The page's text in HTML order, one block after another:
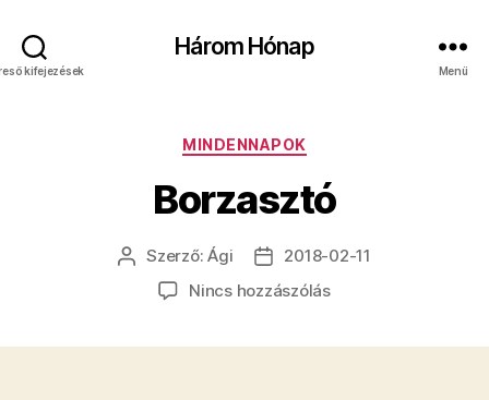
kifejezések
Három Hónap
Menü
Kategóriák
MINDENNAPOK
Borzasztó
Bejegyzés
szerzője
Szerző:Ági
Bejegyzés
dátuma
2018-02-11
Nincs hozzászólása(z)